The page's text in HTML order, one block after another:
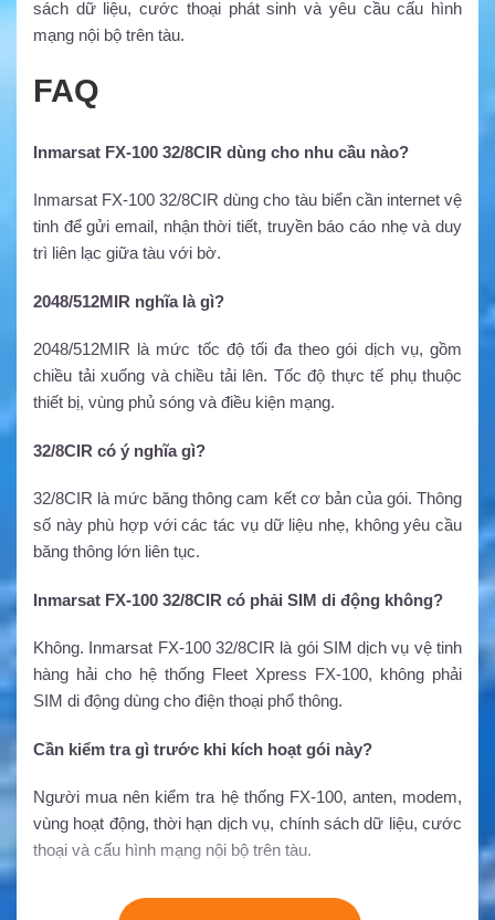
sách dữ liệu, cước thoại phát sinh và yêu cầu cấu hình
mạng nội bộ trên tàu.
FAQ
Inmarsat FX-100 32/8CIR dùng cho nhu cầu nào?
Inmarsat FX-100 32/8CIR dùng cho tàu biển cần internet vệ
tinh để gửi email, nhận thời tiết, truyền báo cáo nhẹ và duy
trì liên lạc giữa tàu với bờ.
2048/512MIR nghĩa là gì?
2048/512MIR là mức tốc độ tối đa theo gói dịch vụ, gồm
chiều tải xuống và chiều tải lên. Tốc độ thực tế phụ thuộc
thiết bị, vùng phủ sóng và điều kiện mạng.
32/8CIR có ý nghĩa gì?
32/8CIR là mức băng thông cam kết cơ bản của gói. Thông
số này phù hợp với các tác vụ dữ liệu nhẹ, không yêu cầu
băng thông lớn liên tục.
Inmarsat FX-100 32/8CIR có phải SIM di động không?
Không. Inmarsat FX-100 32/8CIR là gói SIM dịch vụ vệ tinh
hàng hải cho hệ thống Fleet Xpress FX-100, không phải
SIM di động dùng cho điện thoại phổ thông.
Cần kiểm tra gì trước khi kích hoạt gói này?
Người mua nên kiểm tra hệ thống FX-100, anten, modem,
vùng hoạt động, thời hạn dịch vụ, chính sách dữ liệu, cước
thoại và cấu hình mạng nội bộ trên tàu.